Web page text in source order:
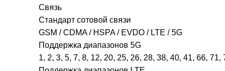
Связь
Стандарт сотовой связи
GSM / CDMA / HSPA / EVDO / LTE / 5G
Поддержка диапазонов 5G
1, 2, 3, 5, 7, 8, 12, 20, 25, 26, 28, 38, 40, 41, 66,